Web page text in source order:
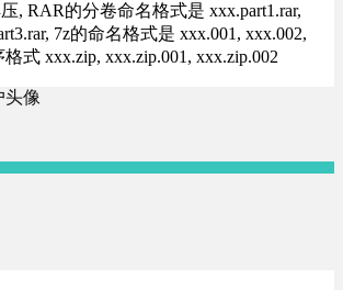
, RAR的分卷命名格式是 xxx.part1.rar,
7z的命名格式是 xxx.001, xxx.002,
式 xxx.zip, xxx.zip.001, xxx.zip.002